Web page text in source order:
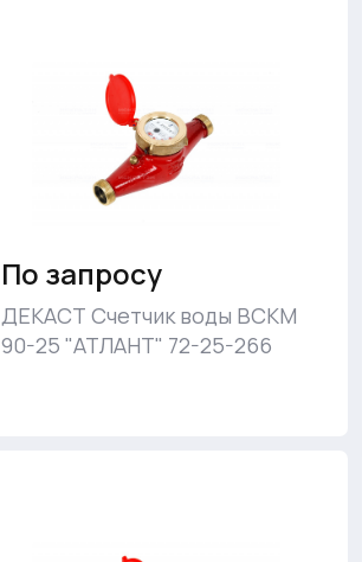
По запросу
ДЕКАСТ Счетчик воды ВСКМ
90-25 "АТЛАНТ" 72-25-266